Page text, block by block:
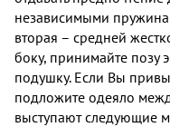
независимыми
вторая – средней
боку, принимайте позу
подушку. Если Вы
подложите одеяло
выступают следующие